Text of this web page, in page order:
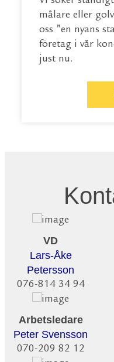
målare eller
oss ”en nyans
företag i vår
just nu.
VD
Lars-Åke
Petersson
076-814 34 94
Arbetsledare
Peter Svensson
070-209 82 12